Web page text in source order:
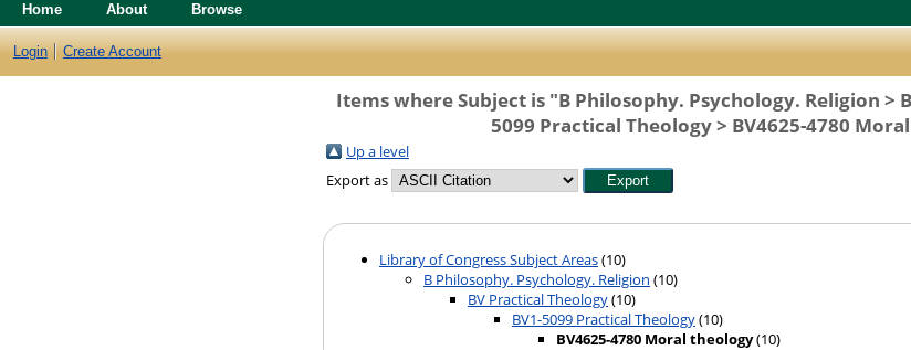
Home About Browse
Login Create Account
Items where Subject is "B Philosophy. Psychology. Religion >
5099 Practical Theology > BV4625-4780
Up a level
Export as
Library of Congress Subject Areas(10)
B Philosophy. Psychology. Religion (10)
BV Practical Theology(10)
BV1-5099 Practical Theology(10)
BV4625-4780 Moral theology(10)